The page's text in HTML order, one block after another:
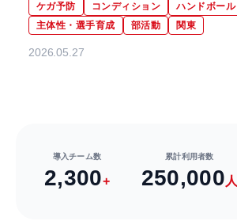
ケガ予防 コンディション
ハンドボール
主体性・選手育成
部活動 関東
2026.05.27
導入チーム数
2,300+
累計利用者数
250,000 人